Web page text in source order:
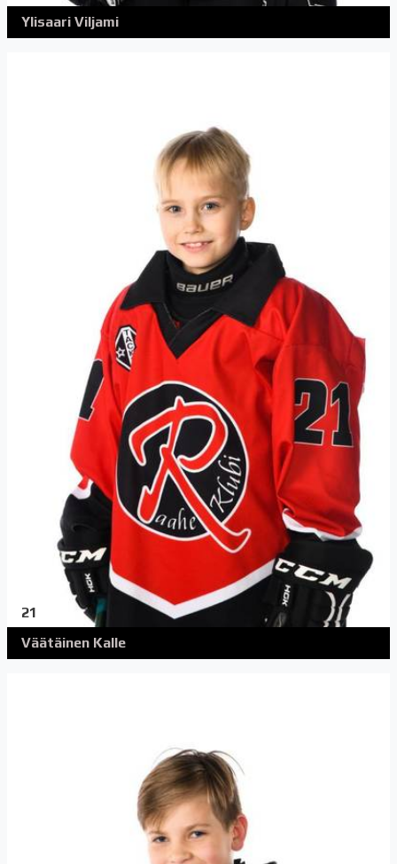
Ylisaari Viljami
21
Väätäinen Kalle